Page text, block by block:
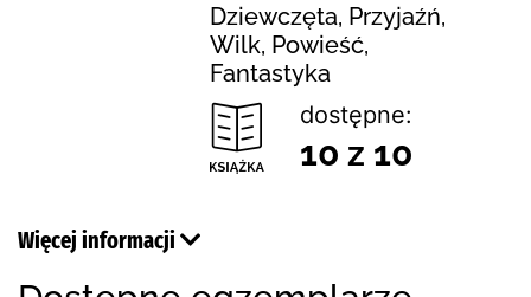
Dziewczęta, Przyjaźń,
Wilk, Powieść,
Fantastyka
dostępne:
10 z 10
Więcej informacji